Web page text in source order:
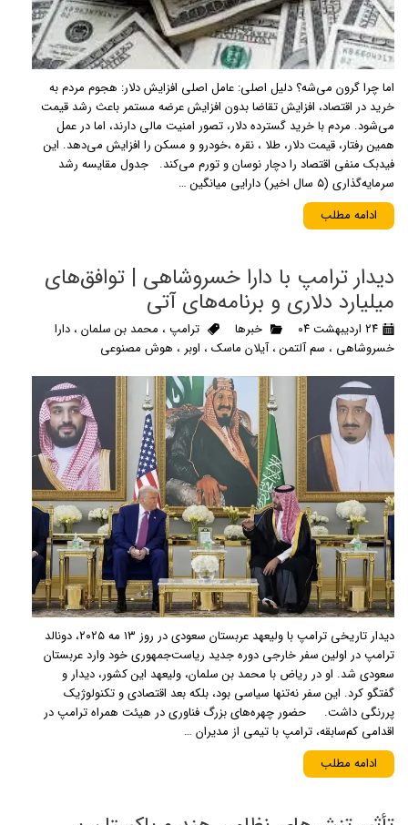
اما چرا گرون می‌شه؟ دلیل اصلی: عامل اصلی افزایش دلار: هجوم مردم به
خرید در اقتصاد، افزایش تقاضا بدون افزایش عرضه مستمر باعث رشد قیمت
می‌شود. مردم با خرید گسترده دلار، تصور امنیت مالی دارند، اما در عمل
همین رفتار، قیمت دلار، طلا ، نقره ،خودرو و مسکن را افزایش می‌دهد. این
فیدبک منفی اقتصاد را دچار نوسان و تورم می‌کند. جدول مقایسه رشد
سرمایه‌گذاری (۵ سال اخیر) دارایی میانگین …
ادامه مطلب
دیدار ترامپ با دارا خسروشاهی | توافق‌های
میلیارد دلاری و برنامه‌های آتی
۲۴ اردیبهشت ۰۴ خبرها ترامپ، محمد بن سلمان، دارا
خسروشاهی ، سم آلتمن،آیلان ماسک، اوبر ، هوش مصنوعی
دیدار تاریخی ترامپ با ولیعهد عربستان سعودی در روز ۱۳ مه ۲۰۲۵، دونالد
ترامپ در اولین سفر خارجی دوره جدید ریاست‌جمهوری خود وارد عربستان
سعودی شد. او در ریاض با محمد بن سلمان، ولیعهد این کشور، دیدار و
گفتگو کرد. این سفر نه‌تنها سیاسی بود، بلکه بعد اقتصادی و تکنولوژیک
پررنگی داشت. حضور چهره‌های بزرگ فناوری در هیئت همراه ترامپ در
اقدامی کم‌سابقه، ترامپ با تیمی از مدیران …
ادامه مطلب